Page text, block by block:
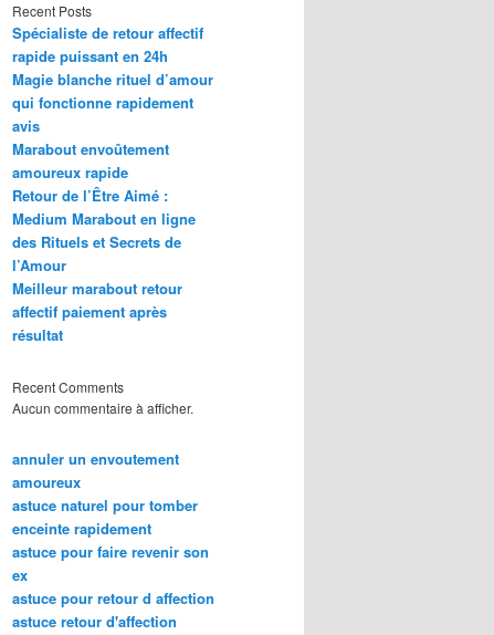
Recent Posts
Spécialiste de retour affectif
rapide puissant en 24h
Magie blanche rituel d’amour
qui fonctionne rapidement
avis
Marabout envoûtement
amoureux rapide
Retour de l’Être Aimé :
Medium Marabout en ligne
des Rituels et Secrets de
l’Amour
Meilleur marabout retour
affectif paiement après
résultat
Recent Comments
Aucun commentaire à afficher.
annuler un envoutement
amoureux
astuce naturel pour tomber
enceinte rapidement
astuce pour faire revenir son
ex
astuce pour retour d affection
astuce retour d'affection